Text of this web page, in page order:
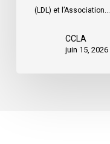
(LDL) et l’Association…
CCLA
juin 15, 2026